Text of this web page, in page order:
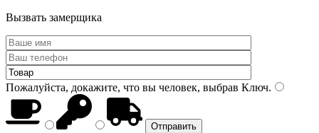
Вызвать замерщика
Пожалуйста, докажите, что вы человек, выбрав Ключ.